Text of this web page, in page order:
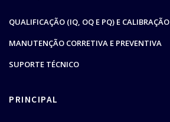
QUALIFICAÇÃO (IQ, OQ E PQ) E CALIBRAÇÃO
MANUTENÇÃO CORRETIVA E PREVENTIVA
SUPORTE TÉCNICO
PRINCIPAL